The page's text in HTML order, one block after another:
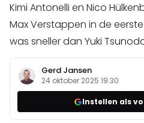
Kimi Antonelli en Nico
Max Verstappen in de
was sneller dan Yuki
Gerd Jansen
24 oktober 2025 19:30
Instellen als